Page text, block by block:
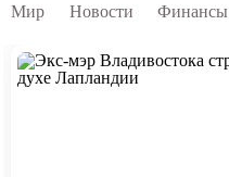
Мир Новости Финансы